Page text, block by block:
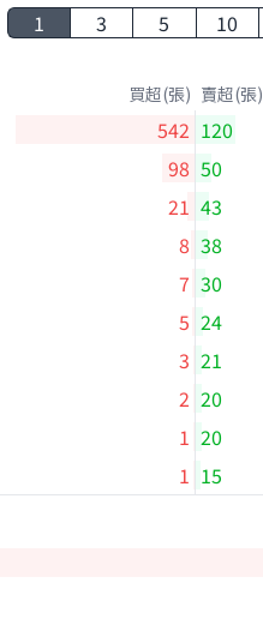
1 3 5 10
買超(張) 賣超(張)
542 120
98 50
21 43
8 38
7 30
5 24
3 21
2 20
1 20
1 15